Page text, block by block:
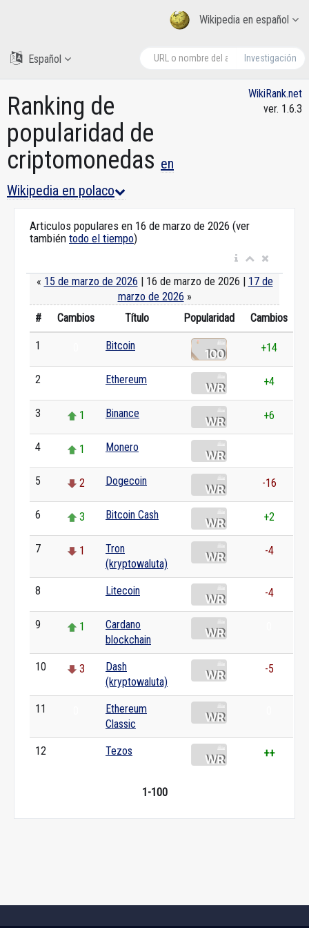
Wikipedia en español
Investigación
Español
Ranking de
popularidad de
criptomonedas en
Wikipedia en polaco
WikiRank.net
ver. 1.6.3
Articulos populares en 16 de marzo de 2026 (ver
también todo el tiempo)
« 15 de marzo de 2026 | 16 de marzo de 2026 | 17 de
marzo de 2026 »
#
Cambios Título Popularidad Cambios
1 Bitcoin +14
2 Ethereum +4
3 1 Binance +6
4 1 Monero
5 2 Dogecoin -16
6 3 Bitcoin Cash +2
7 1
Tron
(kryptowaluta)
-4
8 Litecoin -4
9 1
Cardano
blockchain
10 3
Dash
(kryptowaluta)
-5
11
Ethereum
Classic
12 Tezos ++
1-100